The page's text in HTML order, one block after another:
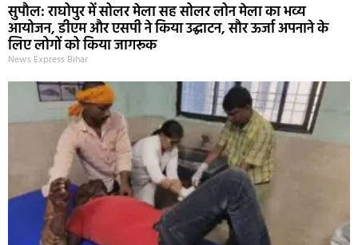
सुपौल: राघोपुर में सोलर मेला सह सोलर लोन मेला का भव्य
आयोजन, डीएम और एसपी ने किया उद्घाटन, सौर ऊर्जा अपनाने के
लिए लोगों को किया जागरूक
News Express Bihar